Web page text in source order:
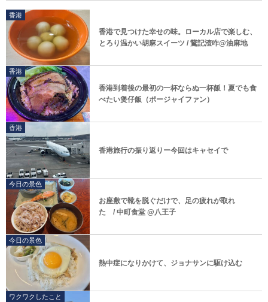
香港
香港で見つけた幸せの味。ローカル店で楽しむ、
とろり温かい胡麻スイーツ / 鵞記渣咋@油麻地
香港
香港到着後の最初の一杯ならぬ一杯飯！夏でも食
べたい煲仔飯（ポージャイファン）
香港
香港旅行の振り返りー今回はキャセイで
今日の景色
お座敷で靴を脱ぐだけで、足の疲れが取れ
た / 中町食堂 @八王子
今日の景色
熱中症になりかけて、ジョナサンに駆け込む
ワクワクしたこと